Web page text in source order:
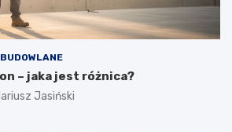
– jaka jest różnica?
Jasiński